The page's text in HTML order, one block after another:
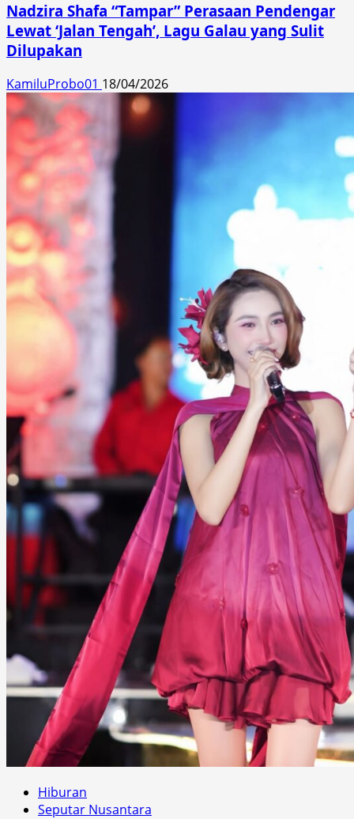
Nadzira Shafa “Tampar” Perasaan Pendengar
Lewat ‘Jalan Tengah’, Lagu Galau yang Sulit
Dilupakan
KamiluProbo01 18/04/2026
Hiburan
Seputar Nusantara